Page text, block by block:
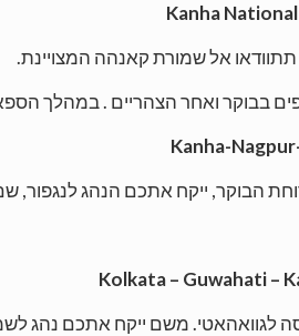
Kanha
תתוודאו אל שמורת קאנהה המצויינת.
בבוקר ואחר הצהריים . במהלך
Kanha-
הבוקר, ייקח אתכם הנהג לנגפור,
Kolkata – Guwahati –
לגוואהאטי. משם ייקח אתכם נהג